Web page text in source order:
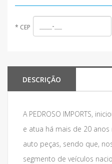
* CEP
DESCRIÇÃO
A PEDROSO IMPORTS,
e atua há mais de 20
auto peças, sendo que,
segmento de veículos